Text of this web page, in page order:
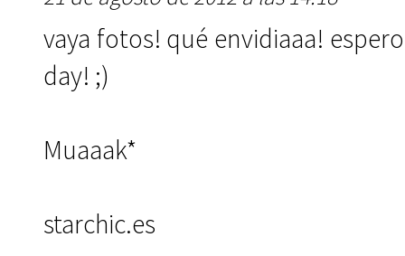
vaya fotos! qué envidiaaa!
day! ;)
Muaaak*
starchic.es